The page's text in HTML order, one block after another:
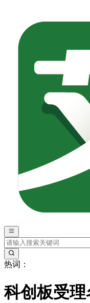
热词：
科创板受理